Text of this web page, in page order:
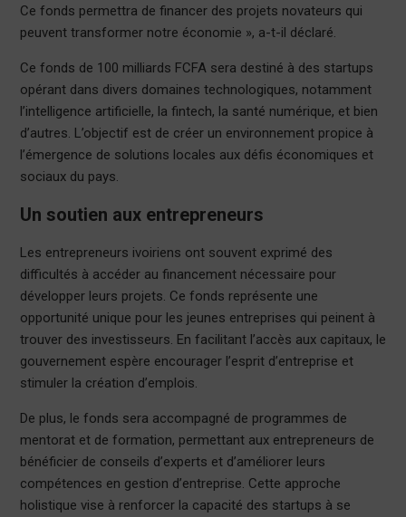
Ce fonds permettra de financer des projets novateurs qui
peuvent transformer notre économie », a-t-il déclaré.
Ce fonds de 100 milliards FCFA sera destiné à des startups
opérant dans divers domaines technologiques, notamment
l’intelligence artificielle, la fintech, la santé numérique, et bien
d’autres. L’objectif est de créer un environnement propice à
l’émergence de solutions locales aux défis économiques et
sociaux du pays.
Un soutien aux entrepreneurs
Les entrepreneurs ivoiriens ont souvent exprimé des
difficultés à accéder au financement nécessaire pour
développer leurs projets. Ce fonds représente une
opportunité unique pour les jeunes entreprises qui peinent à
trouver des investisseurs. En facilitant l’accès aux capitaux, le
gouvernement espère encourager l’esprit d’entreprise et
stimuler la création d’emplois.
De plus, le fonds sera accompagné de programmes de
mentorat et de formation, permettant aux entrepreneurs de
bénéficier de conseils d’experts et d’améliorer leurs
compétences en gestion d’entreprise. Cette approche
holistique vise à renforcer la capacité des startups à se